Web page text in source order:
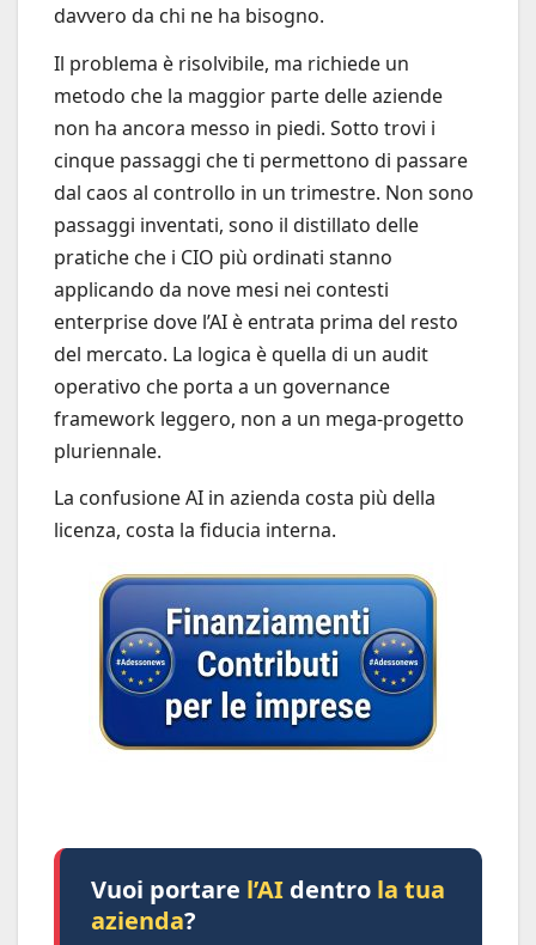
davvero da chi ne ha bisogno.
Il problema è risolvibile, ma richiede un
metodo che la maggior parte delle aziende
non ha ancora messo in piedi. Sotto trovi i
cinque passaggi che ti permettono di passare
dal caos al controllo in un trimestre. Non sono
passaggi inventati, sono il distillato delle
pratiche che i CIO più ordinati stanno
applicando da nove mesi nei contesti
enterprise dove l’AI è entrata prima del resto
del mercato. La logica è quella di un audit
operativo che porta a un governance
framework leggero, non a un mega-progetto
pluriennale.
La confusione AI in azienda costa più della
licenza, costa la fiducia interna.
Vuoi portare l’AI dentro la tua
azienda?